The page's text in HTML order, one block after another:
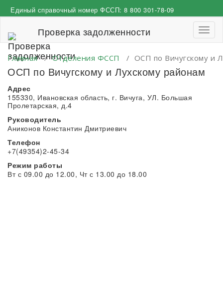
к
Единый справочный номер ФССП: 8 800 301-78-09
Проверка задолженности
Главная/Отделения ФССП / ОСП по Вичугскому и
ОСП по Вичугскому и Лухскому районам
Адрес
155330, Ивановская область, г. Вичуга, УЛ. Большая
Пролетарская, д.4
Руководитель
Аниконов Константин Дмитриевич
Телефон
+7(49354)2-45-34
Режим работы
Вт с 09.00 до 12.00, Чт с 13.00 до 18.00